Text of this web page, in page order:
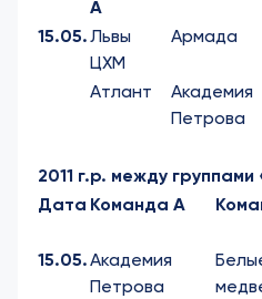
А
15.05.Львы
ЦХМ
Армада
Атлант
Академия
Петрова
2011 г.р. между группами
Дата Команда А
15.05.Академия
Петрова